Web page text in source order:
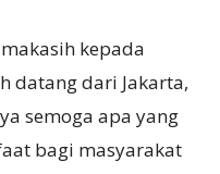
kepada
datang dari Jakarta,
semoga apa yang
bagi masyarakat